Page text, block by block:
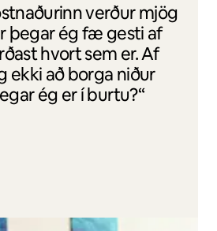
verður mjög
þegar ég fæ gesti af
hvort sem er. Af
ekki að borga niður
ég er í burtu?“